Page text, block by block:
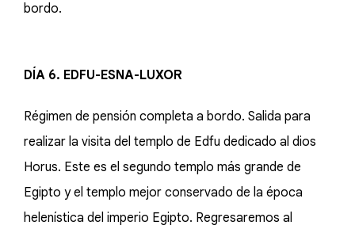
bordo.
DÍA 6. EDFU-ESNA-LUXOR
Régimen de pensión completa a bordo. Salida para
realizar la visita del templo de Edfu dedicado al dios
Horus. Este es el segundo templo más grande de
Egipto y el templo mejor conservado de la época
helenística del imperio Egipto. Regresaremos al